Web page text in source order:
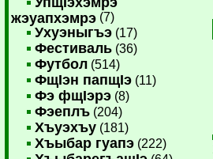
жэуапхэмрэ (7)
Ухуэныгъэ (17)
Фестиваль (36)
Футбол (514)
ФщIэн папщIэ (11)
Фэ фщIэрэ (8)
Фэеплъ (204)
Хъуэхъу (181)
Хъыбар гуапэ (222)